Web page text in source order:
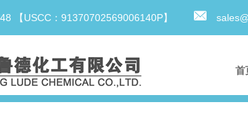
【USCC：91370702569006140P】
首